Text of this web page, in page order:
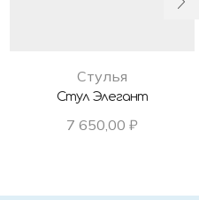
Стулья
Стул Элегант
7 650,00 ₽